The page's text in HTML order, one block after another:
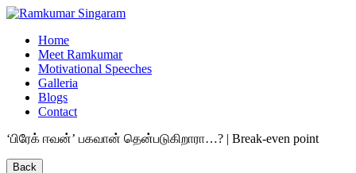
Home
Meet Ramkumar
Motivational Speeches
Galleria
Blogs
Contact
‘பிரேக் ஈவன்’ பகவான் தென்படுகிறாரா…? | Break-even point
Back